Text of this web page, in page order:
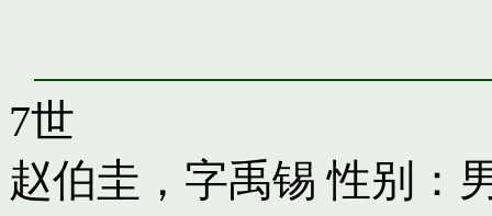
7世
赵伯圭，字禹锡 性别：